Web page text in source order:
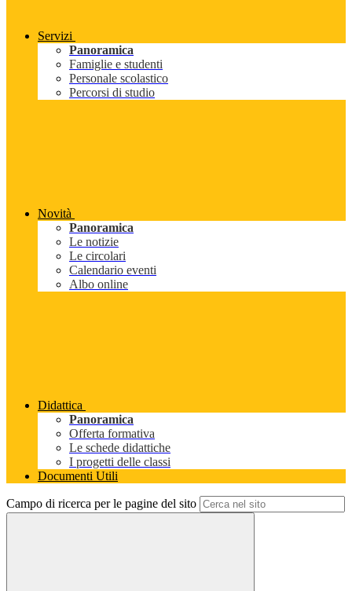
Servizi
Panoramica
Famiglie e studenti
Personale scolastico
Percorsi di studio
Novità
Panoramica
Le notizie
Le circolari
Calendario eventi
Albo online
Didattica
Panoramica
Offerta formativa
Le schede didattiche
I progetti delle classi
Documenti Utili
Campo di ricerca per le pagine del sito